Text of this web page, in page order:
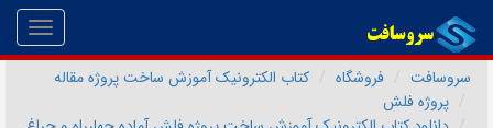
سروسافت
فروشگاه
کتاب الکترونیک آموزش ساخت پروژه مقاله
پروژه فلش